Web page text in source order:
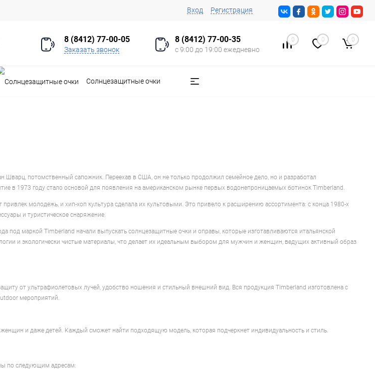
Вход Регистрация
8 (8412) 77-00-05
Заказать звонок
8 (8412) 77-00-35
с 9:00 до 19:00 ежедневно
0 0 0
Солнцезащитные очки
Шварц, потомственный сапожник. Переехав в США, он не только продолжил семейное дело, но и разработал
в 1973 году стало основой для появления на американском рынке первых водонепроницаемых ботинок Timberland.
молодежь, и хип-хоп культура сделала их культовыми. Это привело к расширению ассортимента: с конца 1980-х
и туристическое снаряжение.
под маркой Timberland начали выпускать солнцезащитные очки и оправы, которые изготавливаются итальянской
и экологически чистые материалы, что делает их идеальным выбором для мужчин и женщин, ведущих активный образ
от ультрафиолетовых лучей, удобство ношения и стильный внешний вид. Вся продукция Timberland изготовлена с
мероприятий.
и даже детей. Каждый сможет найти подходящую модель, которая подчеркнет индивидуальность и стиль.
по следующим адресам: